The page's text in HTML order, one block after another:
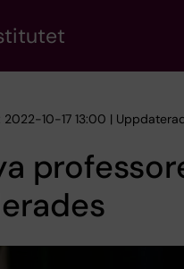
2022-10-17 13:00 |